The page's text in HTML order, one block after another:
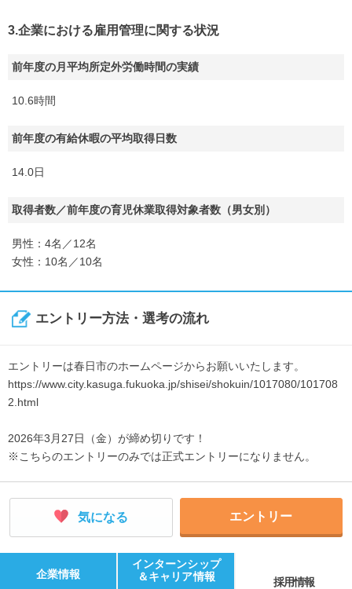
3.企業における雇用管理に関する状況
前年度の月平均所定外労働時間の実績
10.6時間
前年度の有給休暇の平均取得日数
14.0日
取得者数／前年度の育児休業取得対象者数（男女別）
男性：4名／12名
女性：10名／10名
エントリー方法・選考の流れ
エントリーは春日市のホームページからお願いいたします。
https://www.city.kasuga.fukuoka.jp/shisei/shokuin/1017080/101708
2.html
2026年3月27日（金）が締め切りです！
※こちらのエントリーのみでは正式エントリーになりません。
気になる エントリー
企業情報
インターンシップ
＆キャリア情報
採用情報